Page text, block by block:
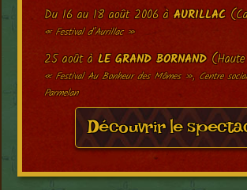
Du 16 au 18 août 2006 àAURILLAC
« Festival d’Aurillac »
25 août àLE GRAND BORNAND(Haute
« Festival Au Bonheur des Mômes », Centre
Parmelan
Découvrir le